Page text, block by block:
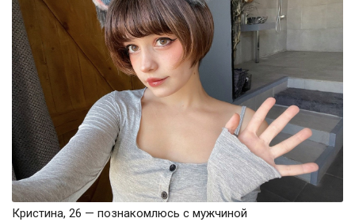
Кристина, 26 — познакомлюсь с мужчиной